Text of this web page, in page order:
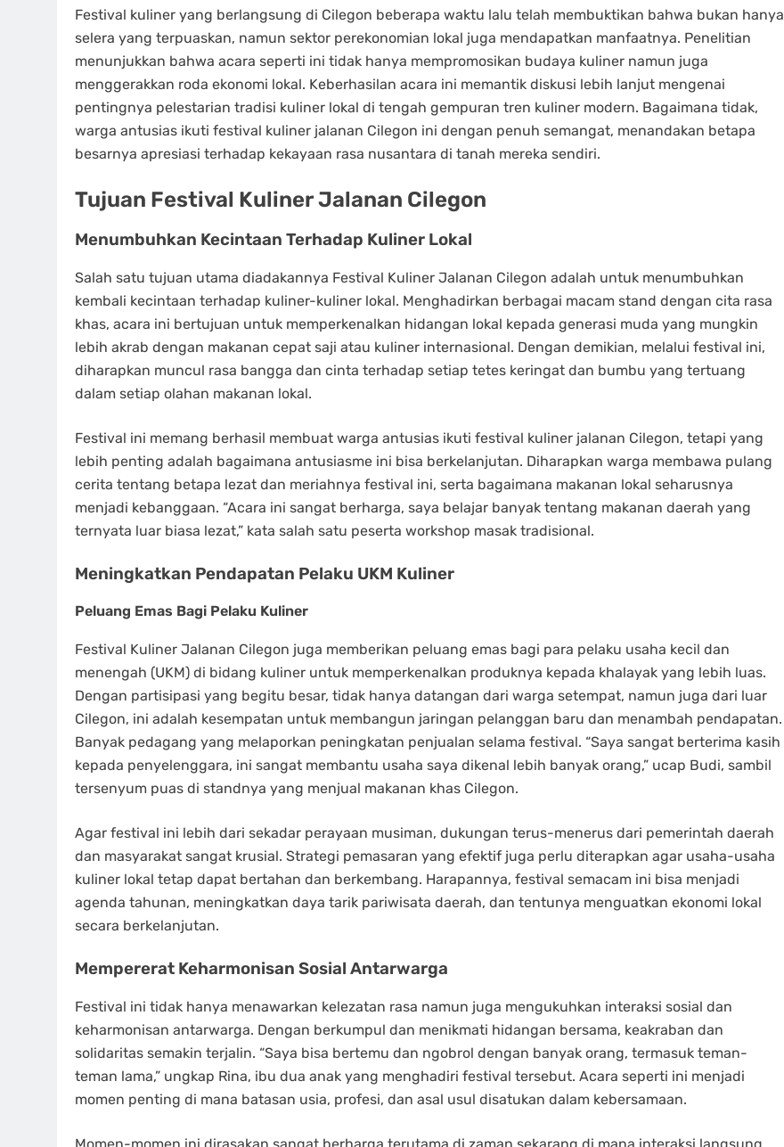
Festival kuliner yang berlangsung di Cilegon beberapa waktu lalu telah membuktikan bahwa bukan hanya
selera yang terpuaskan, namun sektor perekonomian lokal juga mendapatkan manfaatnya. Penelitian
menunjukkan bahwa acara seperti ini tidak hanya mempromosikan budaya kuliner namun juga
menggerakkan roda ekonomi lokal. Keberhasilan acara ini memantik diskusi lebih lanjut mengenai
pentingnya pelestarian tradisi kuliner lokal di tengah gempuran tren kuliner modern. Bagaimana tidak,
warga antusias ikuti festival kuliner jalanan Cilegon ini dengan penuh semangat, menandakan betapa
besarnya apresiasi terhadap kekayaan rasa nusantara di tanah mereka sendiri.
Tujuan Festival Kuliner Jalanan Cilegon
Menumbuhkan Kecintaan Terhadap Kuliner Lokal
Salah satu tujuan utama diadakannya Festival Kuliner Jalanan Cilegon adalah untuk menumbuhkan
kembali kecintaan terhadap kuliner-kuliner lokal. Menghadirkan berbagai macam stand dengan cita rasa
khas, acara ini bertujuan untuk memperkenalkan hidangan lokal kepada generasi muda yang mungkin
lebih akrab dengan makanan cepat saji atau kuliner internasional. Dengan demikian, melalui festival ini,
diharapkan muncul rasa bangga dan cinta terhadap setiap tetes keringat dan bumbu yang tertuang
dalam setiap olahan makanan lokal.
Festival ini memang berhasil membuat warga antusias ikuti festival kuliner jalanan Cilegon, tetapi yang
lebih penting adalah bagaimana antusiasme ini bisa berkelanjutan. Diharapkan warga membawa pulang
cerita tentang betapa lezat dan meriahnya festival ini, serta bagaimana makanan lokal seharusnya
menjadi kebanggaan. “Acara ini sangat berharga, saya belajar banyak tentang makanan daerah yang
ternyata luar biasa lezat,” kata salah satu peserta workshop masak tradisional.
Meningkatkan Pendapatan Pelaku UKM Kuliner
Peluang Emas Bagi Pelaku Kuliner
Festival Kuliner Jalanan Cilegon juga memberikan peluang emas bagi para pelaku usaha kecil dan
menengah (UKM) di bidang kuliner untuk memperkenalkan produknya kepada khalayak yang lebih luas.
Dengan partisipasi yang begitu besar, tidak hanya datangan dari warga setempat, namun juga dari luar
Cilegon, ini adalah kesempatan untuk membangun jaringan pelanggan baru dan menambah pendapatan.
Banyak pedagang yang melaporkan peningkatan penjualan selama festival. “Saya sangat berterima kasih
kepada penyelenggara, ini sangat membantu usaha saya dikenal lebih banyak orang,” ucap Budi, sambil
tersenyum puas di standnya yang menjual makanan khas Cilegon.
Agar festival ini lebih dari sekadar perayaan musiman, dukungan terus-menerus dari pemerintah daerah
dan masyarakat sangat krusial. Strategi pemasaran yang efektif juga perlu diterapkan agar usaha-usaha
kuliner lokal tetap dapat bertahan dan berkembang. Harapannya, festival semacam ini bisa menjadi
agenda tahunan, meningkatkan daya tarik pariwisata daerah, dan tentunya menguatkan ekonomi lokal
secara berkelanjutan.
Mempererat Keharmonisan Sosial Antarwarga
Festival ini tidak hanya menawarkan kelezatan rasa namun juga mengukuhkan interaksi sosial dan
keharmonisan antarwarga. Dengan berkumpul dan menikmati hidangan bersama, keakraban dan
solidaritas semakin terjalin. “Saya bisa bertemu dan ngobrol dengan banyak orang, termasuk teman-
teman lama,” ungkap Rina, ibu dua anak yang menghadiri festival tersebut. Acara seperti ini menjadi
momen penting di mana batasan usia, profesi, dan asal usul disatukan dalam kebersamaan.